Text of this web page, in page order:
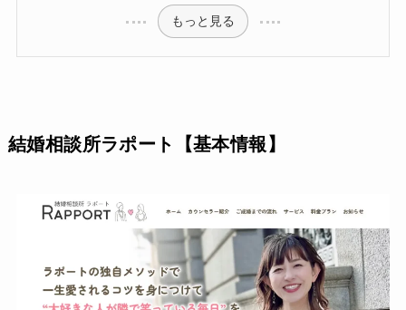
もっと見る
結婚相談所ラポート【基本情報】